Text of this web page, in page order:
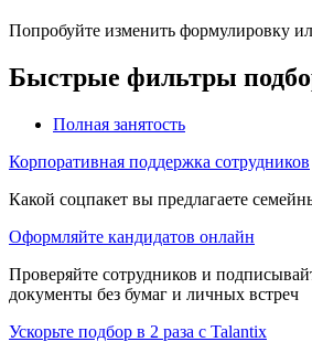
Попробуйте изменить формулировку
Быстрые фильтры
Полная занятость
Корпоративная поддержка сотрудников
Какой соцпакет вы предлагаете
Оформляйте кандидатов онлайн
Проверяйте сотрудников и
документы без бумаг и личных встреч
Ускорьте подбор в 2 раза с Talantix